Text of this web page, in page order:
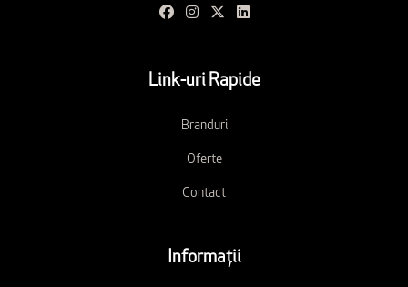
Link-uri Rapide
Branduri
Oferte
Contact
Informații